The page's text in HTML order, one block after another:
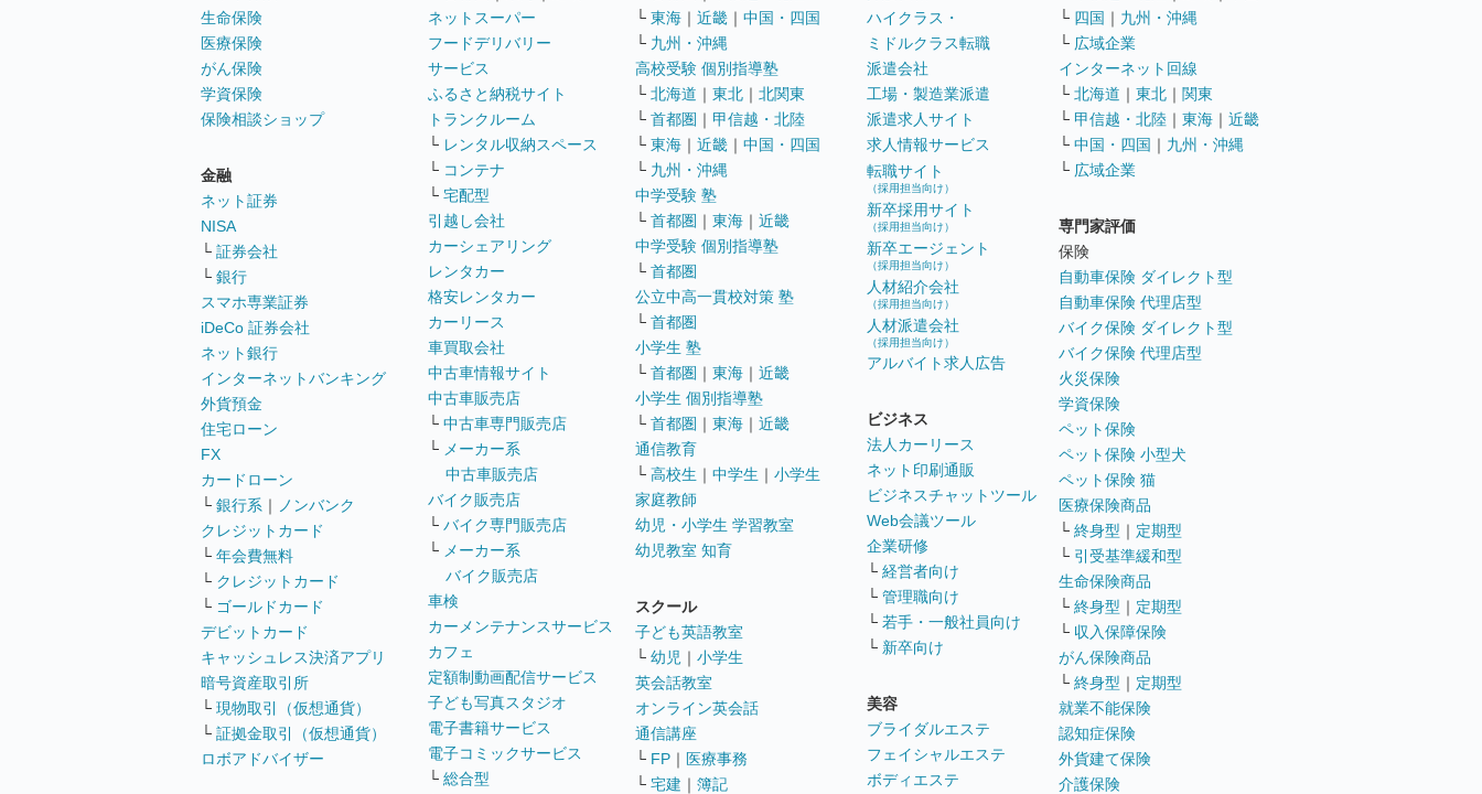
生命保険
医療保険
がん保険
学資保険
保険相談ショップ
金融
ネット証券
NISA
└ 証券会社
└ 銀行
スマホ専業証券
iDeCo 証券会社
ネット銀行
インターネットバンキング
外貨預金
住宅ローン
FX
カードローン
└ 銀行系 ｜
ノンバンク
クレジットカード
└ 年会費無料
└ クレジットカード
└ ゴールドカード
デビットカード
キャッシュレス決済アプリ
暗号資産取引所
└ 現物取引（仮想通貨）
└ 証拠金取引（仮想通貨）
ロボアドバイザー
ネットスーパー
フードデリバリー
サービス
ふるさと納税サイト
トランクルーム
└ レンタル収納スペース
└ コンテナ
└ 宅配型
引越し会社
カーシェアリング
レンタカー
格安レンタカー
カーリース
車買取会社
中古車情報サイト
中古車販売店
└ 中古車専門販売店
└ メーカー系
中古車販売店
バイク販売店
└ バイク専門販売店
└ メーカー系
バイク販売店
車検
カーメンテナンスサービス
カフェ
定額制動画配信サービス
子ども写真スタジオ
電子書籍サービス
電子コミックサービス
└ 総合型
└ 東海 ｜ 近畿 ｜ 中国・四国
└ 九州・沖縄
高校受験 個別指導塾
└ 北海道 ｜ 東北 ｜ 北関東
└ 首都圏 ｜ 甲信越・北陸
└ 東海 ｜ 近畿 ｜ 中国・四国
└ 九州・沖縄
中学受験 塾
└ 首都圏 ｜ 東海 ｜ 近畿
中学受験 個別指導塾
└ 首都圏
公立中高一貫校対策 塾
└ 首都圏
小学生 塾
└ 首都圏 ｜ 東海 ｜ 近畿
小学生 個別指導塾
└ 首都圏 ｜ 東海 ｜ 近畿
通信教育
└ 高校生 ｜ 中学生 ｜ 小学生
家庭教師
幼児・小学生 学習教室
幼児教室 知育
スクール
子ども英語教室
└ 幼児 ｜ 小学生
英会話教室
オンライン英会話
通信講座
└ FP ｜ 医療事務
└ 宅建 ｜ 簿記
ハイクラス・
ミドルクラス転職
派遣会社
工場・製造業派遣
派遣求人サイト
求人情報サービス
転職サイト
（採用担当向け）
新卒採用サイト
（採用担当向け）
新卒エージェント
（採用担当向け）
人材紹介会社
（採用担当向け）
人材派遣会社
（採用担当向け）
アルバイト求人広告
ビジネス
法人カーリース
ネット印刷通販
ビジネスチャットツール
Web会議ツール
企業研修
└ 経営者向け
└ 管理職向け
└ 若手・一般社員向け
└ 新卒向け
美容
ブライダルエステ
フェイシャルエステ
ボディエステ
└ 四国 ｜ 九州・沖縄
└ 広域企業
インターネット回線
└ 北海道 ｜ 東北 ｜ 関東
└ 甲信越・北陸 ｜ 東海 ｜ 近畿
└ 中国・四国 ｜ 九州・沖縄
└ 広域企業
専門家評価
保険
自動車保険 ダイレクト型
自動車保険 代理店型
バイク保険 ダイレクト型
バイク保険 代理店型
火災保険
学資保険
ペット保険
ペット保険 小型犬
ペット保険 猫
医療保険商品
└ 終身型 ｜ 定期型
└ 引受基準緩和型
生命保険商品
└ 終身型 ｜ 定期型
└ 収入保障保険
がん保険商品
└ 終身型 ｜ 定期型
就業不能保険
認知症保険
外貨建て保険
介護保険